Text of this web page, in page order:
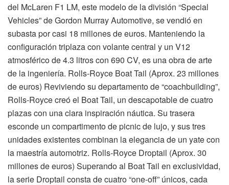
del McLaren F1 LM, este modelo de la división “Special
Vehicles” de Gordon Murray Automotive, se vendió en
subasta por casi 18 millones de euros. Manteniendo la
configuración triplaza con volante central y un V12
atmosférico de 4.3 litros con 690 CV, es una obra de arte
de la ingeniería. Rolls-Royce Boat Tail (Aprox. 23 millones
de euros) Reviviendo su departamento de “coachbuilding”,
Rolls-Royce creó el Boat Tail, un descapotable de cuatro
plazas con una clara inspiración náutica. Su trasera
esconde un compartimento de picnic de lujo, y sus tres
unidades existentes combinan la elegancia de un yate con
la maestría automotriz. Rolls-Royce Droptail (Aprox. 30
millones de euros) Superando al Boat Tail en exclusividad,
la serie Droptail consta de cuatro “one-off” únicos, cada